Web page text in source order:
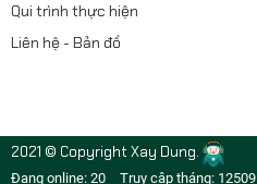
Qui trình thực hiện
Liên hệ - Bản đồ
2021 © Copyright Xay Dung.
Đang online: 20 Truy cập tháng: 12509